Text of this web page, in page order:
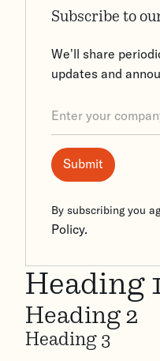
Subscribe to
We’ll share
updates and
By subscribing you
Policy.
Heading
Heading 2
Heading 3